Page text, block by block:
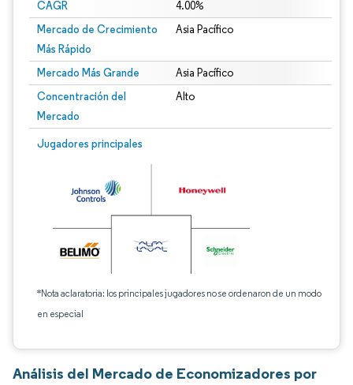
CAGR 4.00%
Mercado de Crecimiento
Más Rápido
Asia Pacífico
Mercado Más Grande Asia Pacífico
Concentración del
Mercado
Alto
Jugadores principales
*Nota aclaratoria: los principales jugadores no se ordenaron de un modo
en especial
Análisis del Mercado de Economizadores por